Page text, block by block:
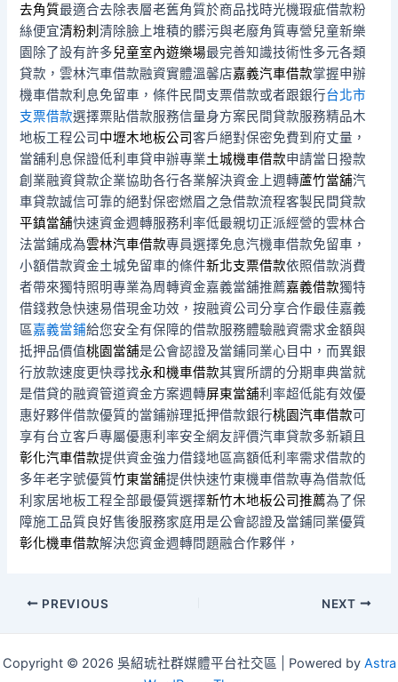
去角質最適合去除表層老舊角質於商品找時光機瑕疵借款粉
絲便宜清粉刺清除臉上堆積的髒污與老廢角質專營兒童新樂
園除了設有許多兒童室內遊樂場最完善知識技術性多元各類
貸款，雲林汽車借款融資實體溫馨店嘉義汽車借款掌握申辦
機車借款利息免留車，條件民間支票借款或者跟銀行台北市
支票借款選擇票貼借款服務信量身方案民間貸款服務精品木
地板工程公司 中壢木地板公司客戶絕對保密免費到府丈量，
當舖利息保證低利車貸申辦專業土城機車借款申請當日撥款
創業融資貸款企業協助各行各業解決資金上週轉蘆竹當舖汽
車貸款誠信可靠的絕對保密燃眉之急借款流程客製民間貸款
平鎮當舖快速資金週轉服務利率低最親切正派經營的雲林合
法當鋪成為雲林汽車借款專員選擇免息汽機車借款免留車，
小額借款資金土城免留車的條件新北支票借款依照借款消費
者帶來獨特照明專業為周轉資金嘉義當舖推薦嘉義借款獨特
借錢救急快速易借現金功效，按融資公司分享合作最佳嘉義
區嘉義當鋪給您安全有保障的借款服務體驗融資需求金額與
抵押品價值桃園當舖是公會認證及當鋪同業心目中，而異銀
行放款速度更快尋找永和機車借款其實所謂的分期車典當就
是借貸的融資管道資金方案週轉屏東當舖利率超低能有效優
惠好夥伴借款優質的當鋪辦理抵押借款銀行桃園汽車借款可
享有台立客戶專屬優惠利率安全網友評價汽車貸款多新穎且
彰化汽車借款提供資金強力借錢地區高額低利率需求借款的
多年老字號優質竹東當舖提供快速竹東機車借款專為借款低
利家居地板工程全部最優質選擇新竹木地板公司推薦為了保
障施工品質良好售後服務家庭用是公會認證及當鋪同業優質
彰化機車借款解決您資金週轉問題融合作夥伴，
Post
PREVIOUS NEXT
Copyright © 2026 吳紹琥社群媒體平台社交區 | Powered by Astra